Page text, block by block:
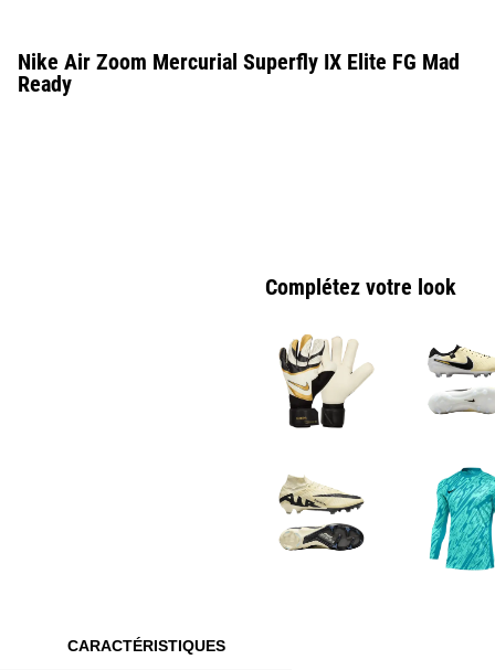
Nike Air Zoom Mercurial Superfly IX Elite FG Mad
Ready
Complétez votre look
CARACTÉRISTIQUES